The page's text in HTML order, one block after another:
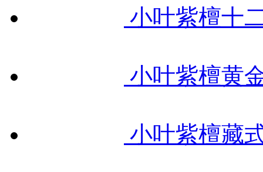
小叶紫檀十
小叶紫檀黄
小叶紫檀藏